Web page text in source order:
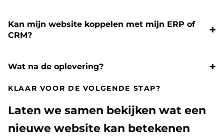
Kan mijn website koppelen met mijn ERP of
CRM?
Wat na de oplevering?
KLAAR VOOR DE VOLGENDE STAP?
Laten we samen bekijken wat een
nieuwe website kan betekenen